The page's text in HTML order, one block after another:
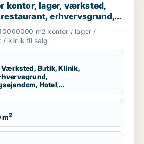
kontor, lager, værksted,
erhvervsgrund,
hotel eller
til salg i Region
m2 kontor / lager /
klinik til salg
Værksted, Butik, Klinik,
Hotel,
m2